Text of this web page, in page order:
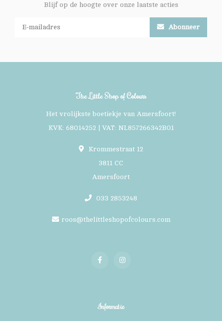
Blijf op de hoogte over onze laatste acties
Abonneer
The Little Shop of Colours
Het vrolijkste boetiekje van Amersfoort!
KVK: 68014252 | VAT: NL857266342B01
Krommestraat 12
3811 CC
Amersfoort
033 2853248
roos@thelittleshopofcolours.com
Informatie